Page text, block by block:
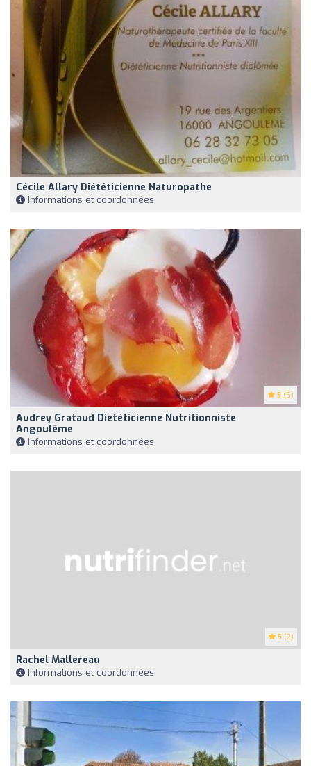
Cécile Allary Diététicienne Naturopathe
Informations et coordonnées
5 (5)
Audrey Grataud Diététicienne Nutritionniste
Angoulême
Informations et coordonnées
5 (2)
Rachel Mallereau
Informations et coordonnées